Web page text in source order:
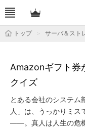
トップ サーバ＆スト
Amazonギフト券
クイズ
とある会社のシステム
人」は、うっかりミス
――。真人は人生の危